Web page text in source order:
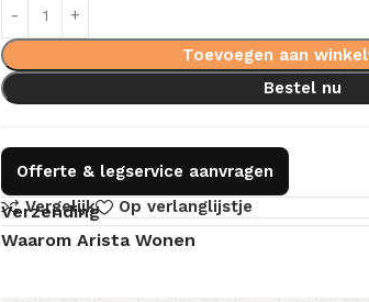
Toevoegen aan
Bestel nu
Offerte & legservice aanvragen
Vergelijk
Op verlanglijstje
Verzending
Waarom Arista Wonen